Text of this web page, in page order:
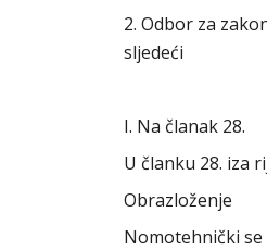
2. Odbor za
sljedeći
I. Na članak 28.
U članku 28. iza
Obrazloženje
Nomotehnički